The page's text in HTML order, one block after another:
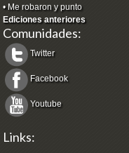
•Me robaron y punto
Ediciones anteriores
Comunidades:
Twitter
Facebook
Youtube
Links: